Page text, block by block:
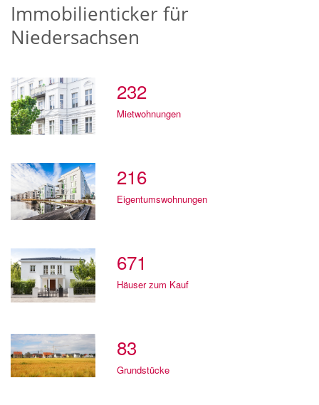
Immobilienticker für
Niedersachsen
232
Mietwohnungen
216
Eigentumswohnungen
671
Häuser zum Kauf
83
Grundstücke